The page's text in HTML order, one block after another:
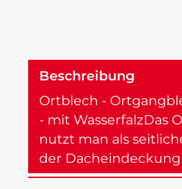
Beschreibung
Ortblech -
- mit WasserfalzDas
nutzt man als
der